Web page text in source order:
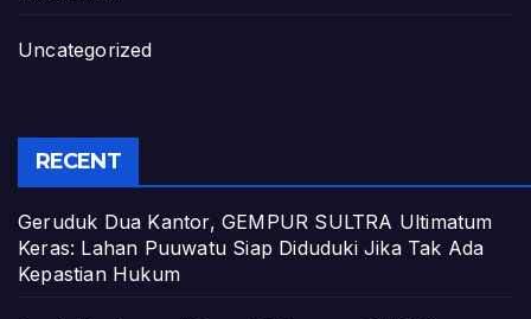
Uncategorized
RECENT
Geruduk Dua Kantor, GEMPUR SULTRA Ultimatum
Keras: Lahan Puuwatu Siap Diduduki Jika Tak Ada
Kepastian Hukum